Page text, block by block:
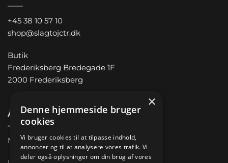
+45 38 10 57 10
shop@slagtojctr.dk
Butik
Frederiksberg Bredegade 1F
2000 Frederiksberg
Åbningstider
Man-Fre 11.00 – 18.00
×
Denne hjemmeside bruger
cookies
Vi bruger cookies til at tilpasse indhold,
annoncer og til at analysere vores trafik. Vi
deler også oplysninger om din brug af vores